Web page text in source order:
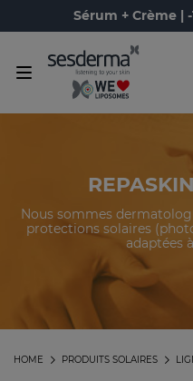
Sérum + Crème |
Nous sommes
protections solaires
adaptées
PRODUITS SOLAIRES
HOME